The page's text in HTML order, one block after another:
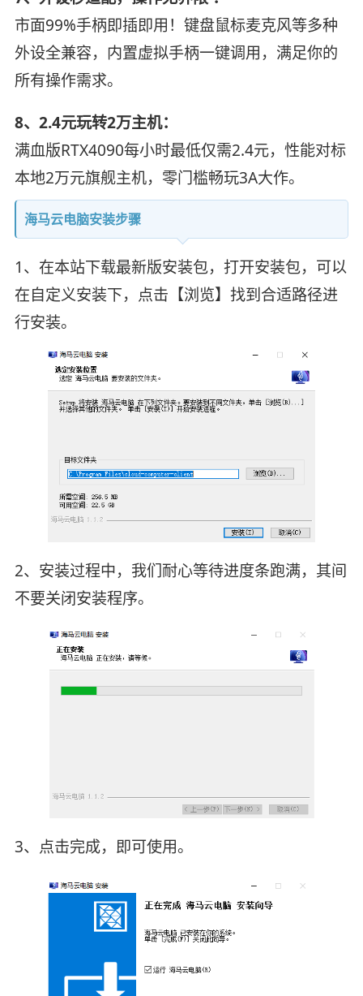
市面99%手柄即插即用！键盘鼠标麦克风等多种
外设全兼容，内置虚拟手柄一键调用，满足你的
所有操作需求。
8、2.4元玩转2万主机：
满血版RTX4090每小时最低仅需2.4元，性能对标
本地2万元旗舰主机，零门槛畅玩3A大作。
海马云电脑安装步骤
1、在本站下载最新版安装包，打开安装包，可以
在自定义安装下，点击【浏览】找到合适路径进
行安装。
2、安装过程中，我们耐心等待进度条跑满，其间
不要关闭安装程序。
3、点击完成，即可使用。